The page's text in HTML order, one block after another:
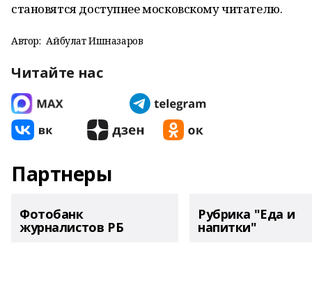
становятся доступнее московскому читателю.
Автор: Айбулат Ишназаров
Читайте нас
Партнеры
Фотобанк
журналистов РБ
Рубрика "Еда и
напитки"